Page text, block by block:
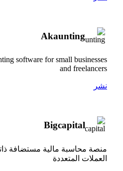
Akaunting
software for small businesses
and freelancers
نشر
Bigcapital
منصة محاسبة مالية مستضافة
العملات المتعددة